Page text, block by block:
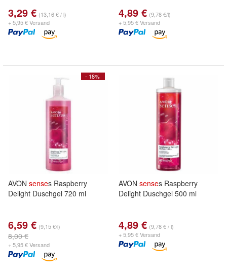
3,29 € (13,16 € / l)
+ 5,95 € Versand
4,89 € (9,78 €/l)
+ 5,95 € Versand
- 18%
AVON senses Raspberry
Delight Duschgel 720 ml
6,59 € (9,15 €/l)
8,00 €
+ 5,95 € Versand
AVON senses Raspberry
Delight Duschgel 500 ml
4,89 € (9,78 € / l)
+ 5,95 € Versand